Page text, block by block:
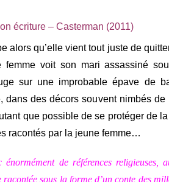
écriture – Casterman (2011)
alors qu’elle vient tout juste de
femme voit son mari assassiné
sur une improbable épave de
dans des décors souvent nimbés
que possible de se protéger de
racontés par la jeune femme…
de références religieuses,
sous la forme d’un conte des